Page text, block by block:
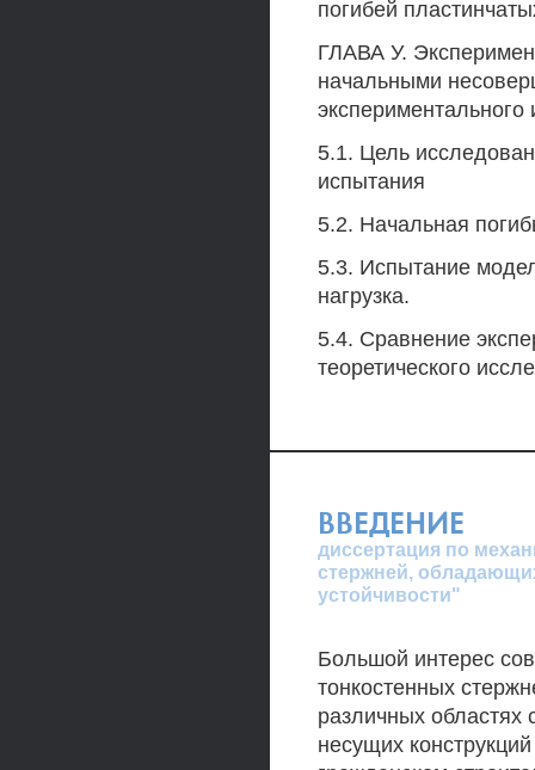
погибей
ГЛАВА У.
начальными
экспериментального
5.1. Цель
испытания
5.2. Начальная
5.3. Испытание
нагрузка.
5.4. Сравнение
теоретического
ВВЕДЕНИЕ
диссертация по
стержней,
устойчивости"
Большой интерес
тонкостенных
различных областях
несущих